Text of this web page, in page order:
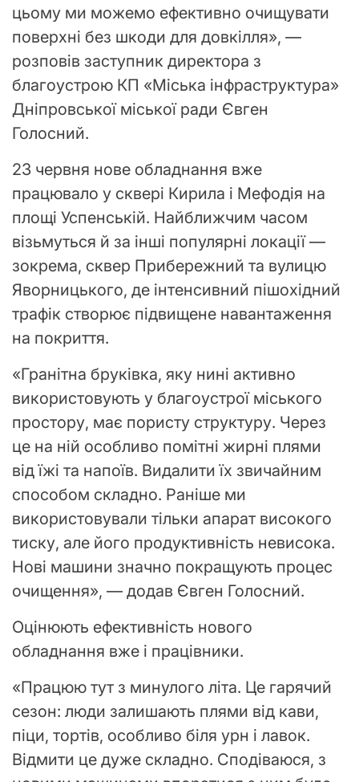
цьому ми можемо ефективно очищувати
поверхні без шкоди для довкілля», —
розповів заступник директора з
благоустрою КП «Міська інфраструктура»
Дніпровської міської ради Євген
Голосний.
23 червня нове обладнання вже
працювало у сквері Кирила і Мефодія на
площі Успенській. Найближчим часом
візьмуться й за інші популярні локації —
зокрема, сквер Прибережний та вулицю
Яворницького, де інтенсивний пішохідний
трафік створює підвищене навантаження
на покриття.
«Гранітна бруківка, яку нині активно
використовують у благоустрої міського
простору, має пористу структуру. Через
це на ній особливо помітні жирні плями
від їжі та напоїв. Видалити їх звичайним
способом складно. Раніше ми
використовували тільки апарат високого
тиску, але його продуктивність невисока.
Нові машини значно покращують процес
очищення», — додав Євген Голосний.
Оцінюють ефективність нового
обладнання вже і працівники.
«Працюю тут з минулого літа. Це гарячий
сезон: люди залишають плями від кави,
піци, тортів, особливо біля урн і лавок.
Відмити це дуже складно. Сподіваюся, з